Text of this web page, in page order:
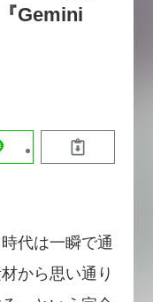
で何でもできる時
人財」というキ
れるのか
Gemini
代は一瞬で通
から思い通り